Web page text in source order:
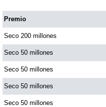
Dorado Tarde
Dorado Noche
Fantástica Día
Fantástica Noche
Premio
Seco 200 millones
Seco 50 millones
Seco 50 millones
Seco 50 millones
Seco 50 millones